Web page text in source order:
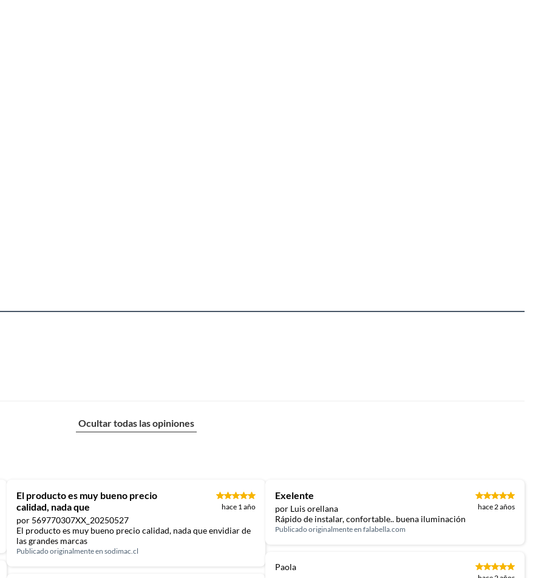
Ocultar todas las opiniones
El producto es muy bueno precio
calidad, nada que
por 569770307XX_20250527
hace 1 año
El producto es muy bueno precio calidad, nada que envidiar de
las grandes marcas
Publicado originalmente en sodimac.cl
Exelente
por Luis orellana hace 2 años
Rápido de instalar, confortable.. buena iluminación
Publicado originalmente enfalabella.com
Paola